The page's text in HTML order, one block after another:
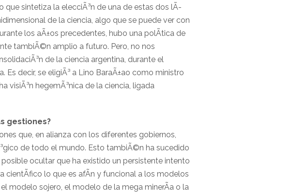
que sintetiza la elecciÃ³n de una de estas dos lÃ­
de la ciencia, algo que se puede ver con
los aÃ±os precedentes, hubo una polÃ­tica de
tambiÃ©n amplio a futuro. Pero, no nos
de la ciencia argentina, durante el
decir, se eligiÃ³ a Lino BaraÃ±ao como ministro
visiÃ³n hegemÃ³nica de la ciencia, ligada
gestiones?
que, en alianza con los diferentes gobiernos,
de todo el mundo. Esto tambiÃ©n ha sucedido
ocultar que ha existido un persistente intento
cientÃ­fico lo que es afÃ­n y funcional a los modelos
modelo sojero, el modelo de la mega minerÃ­a o la